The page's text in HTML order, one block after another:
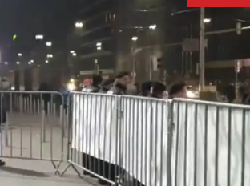
Pokretanje videa...